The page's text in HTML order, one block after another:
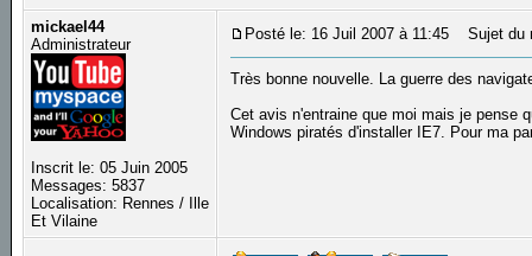
mickael44
Administrateur
Inscrit le: 05 Juin 2005
Messages: 5837
Localisation: Rennes / Ille
Et Vilaine
Posté le: 16 Juil 2007 à 11:45 Sujet du
Très bonne nouvelle. La guerre des
Cet avis n'entraine que moi mais je pense
Windows piratés d'installer IE7. Pour ma